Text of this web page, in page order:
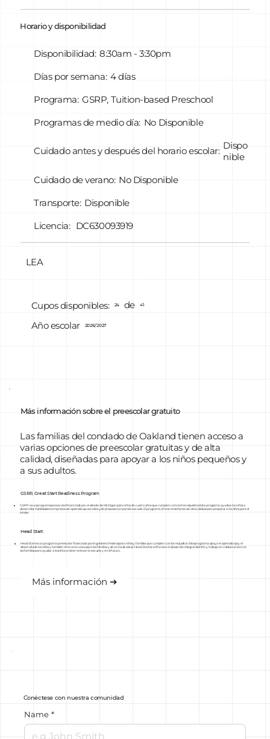
appropriate practices.
Childhood Special Education team to ensure all
Together, we create a positive learning community
that fosters confidence, friendships, and a strong
foundation for future school success.
Horario y disponibilidad
Disponibilidad: 8:30am - 3:30pm
Días por semana: 4 días
Programa: GSRP, Tuition-based Preschool
Programas de medio día: No Disponible
Cuidado antes y después del horario escolar: Dispo
nible
Cuidado de verano: No Disponible
Transporte: Disponible
Licencia: DC630093919
LEA
Cupos disponibles: 24 de 41
Año escolar 2026/2027
Más información sobre el preescolar gratuito
Las familias del condado de Oakland tienen acceso a
varias opciones de preescolar gratuitas y de alta
calidad, diseñadas para apoyar a los niños pequeños y
a sus adultos.
GSRP, Great Start Readiness Program
GSRP es un programa preescolar financiado por el estado de Michigan para niños de cuatro años que cumplen con ciertos requisitos. Este programa ayuda a los niños a
desarrollar habilidades tempranas de aprendizaje, sociales y de preparación para la escuela. El programa ofrece enseñanza de alta calidad para preparar a los niños para el
kínder.
Head Start:
Head Start es un programa preescolar financiado por el gobierno federal para niños y familias que cumplen con los requisitos. Este programa apoya el aprendizaje y el
desarrollo de los niños y también ofrece recursos para las familias y servicios de salud. Head Start se enfoca en el desarrollo integral del niño y trabaja en colaboración con
las familias para ayudar a los niños a tener éxito en la escuela y en el futuro.
Más información ➔
Conéctese con nuestra comunidad
Name *